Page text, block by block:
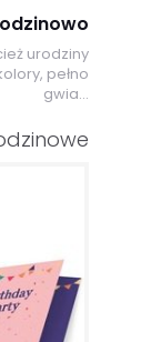
urodziny
pełno
gwia...